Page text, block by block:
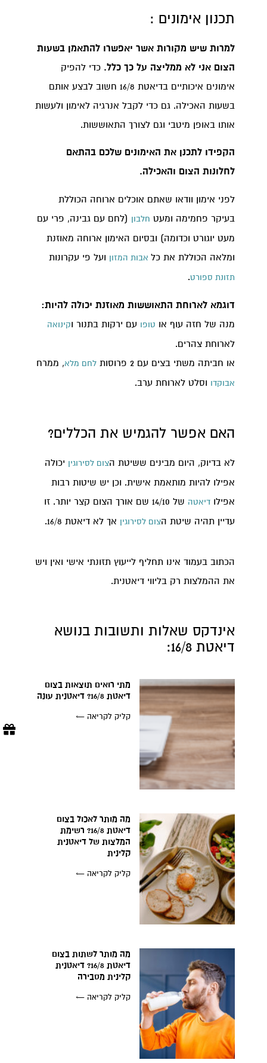
תכנון אימונים :
למרות שיש מקורות אשר יאפשרו להתאמן בשעות
הצום אני לא ממליצה על כך כלל. כדי להפיק
אימונים איכותיים בדיאטת 16/8 חשוב לבצע אותם
בשעות האכילה. גם כדי לקבל אנרגיה לאימון ולעשות
אותו באופן מיטבי וגם לצורך התאוששות.
הקפידו לתכנן את האימונים שלכם בהתאם
לחלונות הצום והאכילה.
לפני אימון וודאו שאתם אוכלים ארוחה הכוללת
בעיקר פחמימה ומעט חלבון (לחם עם גבינה, פרי עם
מעט יוגורט וכדומה) ובסיום האימון ארוחה מאוזנת
ומלאה הכוללת את כל אבות המזון ועל פי עקרונות
תזונת ספורט.
דוגמא לארוחת התאוששות מאוזנת יכולה להיות:
מנה של חזה עוף או טופו עם ירקות בתנור וקינואה
לארוחת צהרים.
או חביתה משתי בצים עם 2 פרוסות
לחם מלא, ממרח
אבוקדו וסלט לארוחת ערב.
האם אפשר להגמיש את הכללים?
לא בדיוק, היום מבינים ששיטת הצום לסירוגין יכולה
אפילו להיות מותאמת אישית. וכן יש שיטות רבות
אפילו דיאטה
של 14/10 שם אורך הצום קצר יותר. זו
עדיין תהיה שיטת הצום לסירוגין אך לא דיאטת 16/8.
הכתוב בעמוד אינו תחליף לייעוץ תזונתי אישי ואין ויש
את ההמלצות רק בליווי דיאטנית.
אינדקס שאלות ותשובות בנושא
דיאטת 16/8:
מתי רואים תוצאות בצום
דיאטת 16/8? דיאטנית עונה
קליק לקריאה ←
מה מותר לאכול בצום
דיאטת 16/8? רשימת
המלצות של דיאטנית
קלינית
קליק לקריאה ←
מה מותר לשתות בצום
דיאטת 16/8? דיאטנית
קלינית מסבירה
קליק לקריאה ←